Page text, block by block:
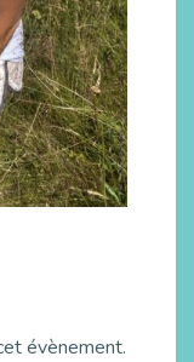
évènement.